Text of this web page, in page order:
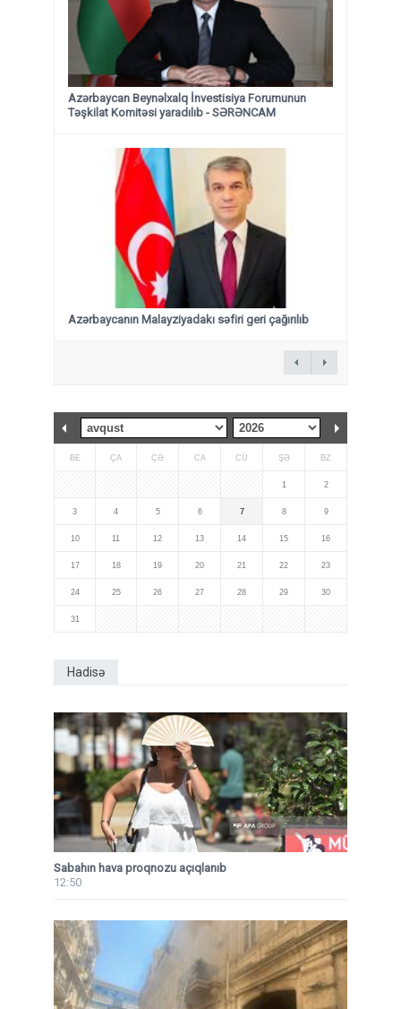
Azərbaycan Beynəlxalq İnvestisiya Forumunun
Təşkilat Komitəsi yaradılıb - SƏRƏNCAM
Azərbaycanın Malayziyadakı səfiri geri çağırılıb
BE ÇA ÇƏ CA CÜ ŞƏ BZ
1 2
3 4 5 6 7 8 9
10 11 12 13 14 15 16
17 18 19 20 21 22 23
24 25 26 27 28 29 30
31
Hadisə
Sabahın hava proqnozu açıqlanıb
12:50